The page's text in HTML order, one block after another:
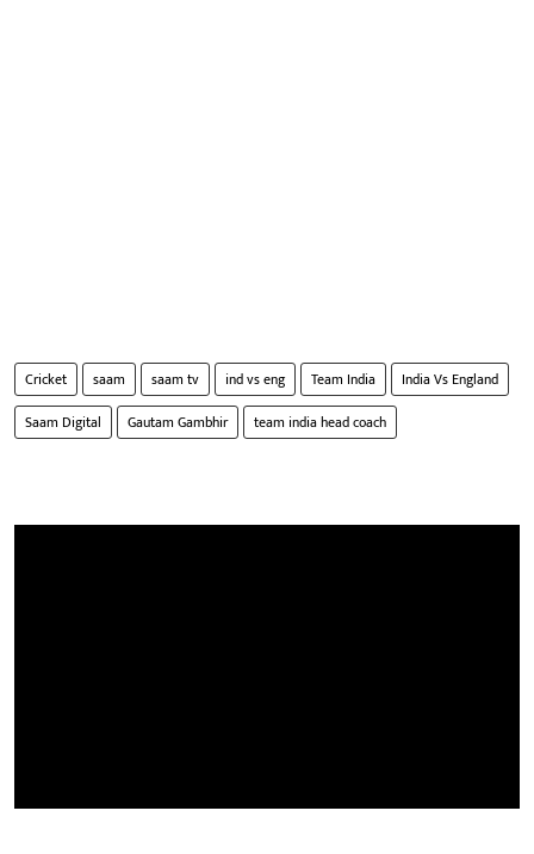
Cricket saam saam tv ind vs eng Team India
India Vs England
Saam Digital
Gautam Gambhir team india head coach